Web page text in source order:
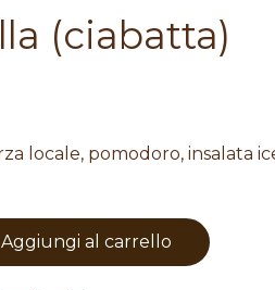
(ciabatta)
locale, pomodoro, insalata
Aggiungi al carrello